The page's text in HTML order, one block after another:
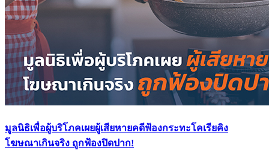
มูลนิธิเพื่อผู้บริโภคเผยผู้เสียหายคดีฟ้องกระทะโคเรียคิง
โฆษณาเกินจริง ถูกฟ้องปิดปาก!